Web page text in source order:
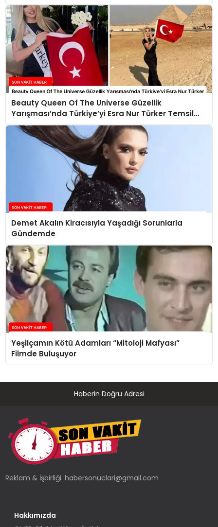
Beauty Queen Of The Universe Güzellik
Yarışması’nda Türkiye’yi Esra Nur Türker Temsil
Edecek
Demet Akalın Kiracısıyla Yaşadığı Sorunlarla
Gündemde
Yeşilçamın Kötü Adamları “Mitoloji Mafyası”
Filmde Buluşuyor
Haberin Doğru Adresi
Reklam & İşbirliği:habersonuclari@gmail.com
Hakkımızda